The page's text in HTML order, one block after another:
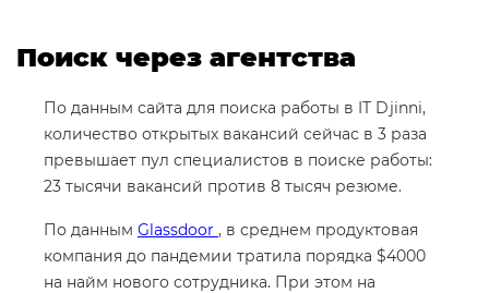
Поиск через агентства
По данным сайта для поиска работы в IT Djinni,
количество открытых вакансий сейчас в 3 раза
превышает пул специалистов в поиске работы:
23 тысячи вакансий против 8 тысяч резюме.
По данным Glassdoor , в среднем продуктовая
компания до пандемии тратила порядка $4000
на найм нового сотрудника. При этом на